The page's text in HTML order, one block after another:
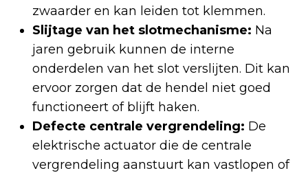
zwaarder en kan leiden tot klemmen.
Slijtage van het slotmechanisme: Na
jaren gebruik kunnen de interne
onderdelen van het slot verslijten. Dit kan
ervoor zorgen dat de hendel niet goed
functioneert of blijft haken.
Defecte centrale vergrendeling: De
elektrische actuator die de centrale
vergrendeling aanstuurt kan vastlopen of